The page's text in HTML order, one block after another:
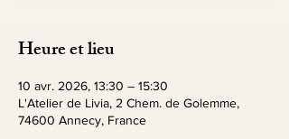
Heure et lieu
10 avr. 2026, 13:30 – 15:30
L'Atelier de Livia, 2 Chem. de Golemme,
74600 Annecy, France